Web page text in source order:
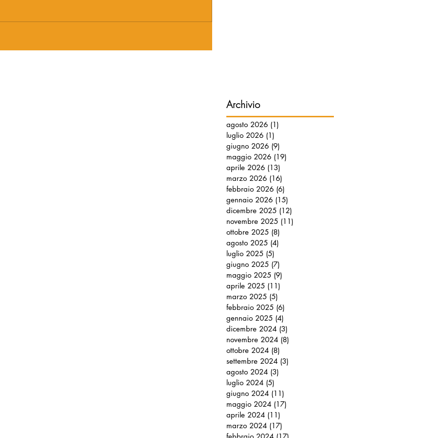
Archivio
agosto 2026 (1)
luglio 2026 (1)
giugno 2026 (9)
maggio 2026 (19)
aprile 2026 (13)
marzo 2026 (16)
febbraio 2026 (6)
gennaio 2026 (15)
dicembre 2025 (12)
novembre 2025 (11)
ottobre 2025 (8)
agosto 2025 (4)
luglio 2025 (5)
giugno 2025 (7)
maggio 2025 (9)
aprile 2025 (11)
marzo 2025 (5)
febbraio 2025 (6)
gennaio 2025 (4)
dicembre 2024 (3)
novembre 2024 (8)
ottobre 2024 (8)
settembre 2024 (3)
agosto 2024 (3)
luglio 2024 (5)
giugno 2024 (11)
maggio 2024 (17)
aprile 2024 (11)
marzo 2024 (17)